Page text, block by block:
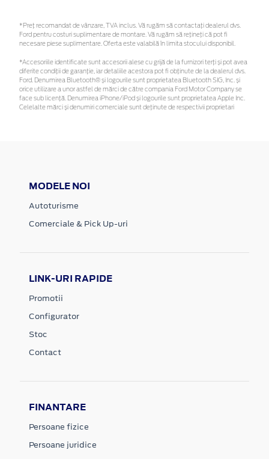
*Preţ recomandat de vânzare, TVA inclus. Vă rugăm să contactaţi dealerul dvs.
Ford pentru costuri suplimentare de montare. Vă rugăm să rețineți că pot fi
necesare piese suplimentare. Oferta este valabilă în limita stocului disponibil.
*Accesoriile identificate sunt accesorii alese cu grijă de la furnizori terți și pot avea
diferite condiții de garanție, iar detaliile acestora pot fi obținute de la dealerul dvs.
Ford. Denumirea Bluetooth® și logourile sunt proprietatea Bluetooth SIG, Inc. și
orice utilizare a unor astfel de mărci de către compania Ford Motor Company se
face sub licență. Denumirea iPhone/iPod și logourile sunt proprietatea Apple Inc.
Celelalte mărci și denumiri comerciale sunt deținute de respectivii proprietari
MODELE NOI
Autoturisme
Comerciale & Pick Up-uri
LINK-URI RAPIDE
Promotii
Configurator
Stoc
Contact
FINANTARE
Persoane fizice
Persoane juridice